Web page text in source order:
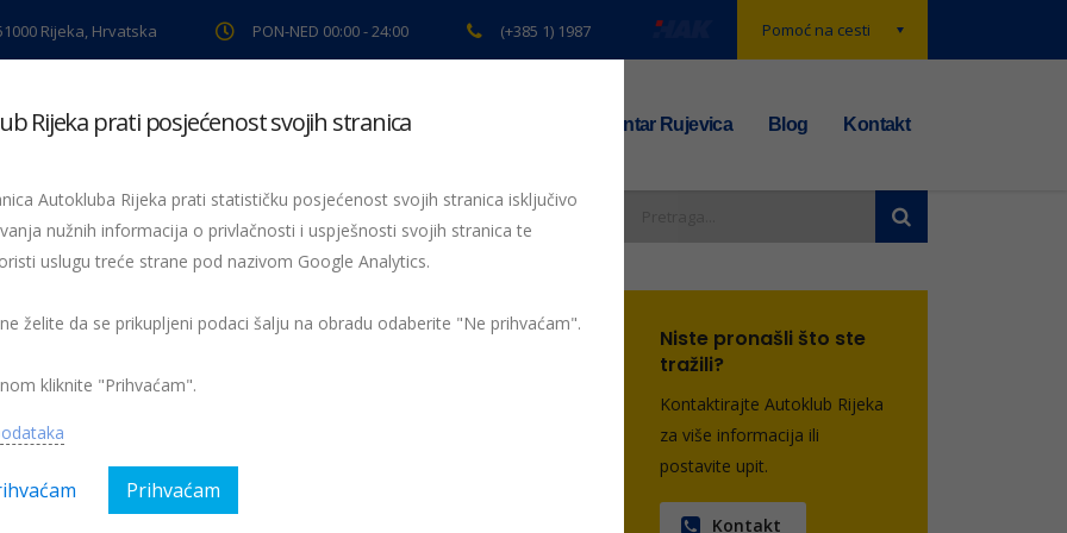
Pomoć na cesti
Rijeka, Hrvatska PON-NED 00:00 - 24:00 (+385 1) 1987
pregled Pomoć na cesti Servis Preventiva TS centar Rujevica Blog Kontakt
Što vozač treba znati o
autora dr. Marijana
sigurnost prometa, prometna preventiva i osiguranje u
AK Rijeka, Magazin
Niste pronašli što ste
tražili?
Kontaktirajte Autoklub Rijeka
za više informacija ili
postavite upit.
Kontakt
Rijeka prati posjećenost svojih stranica
Autokluba Rijeka prati statističku posjećenost svojih stranica isključivo
nužnih informacija o privlačnosti i uspješnosti svojih stranica te
uslugu treće strane pod nazivom Google Analytics.
želite da se prikupljeni podaci šalju na obradu odaberite "Ne prihvaćam".
kliknite "Prihvaćam".
Prihvaćam